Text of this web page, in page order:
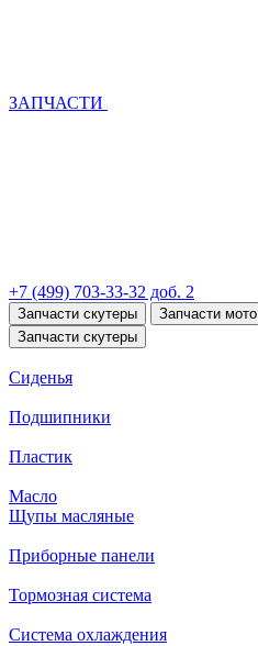
ЗАПЧАСТИ
+7 (499) 703-33-32 доб. 2
Запчасти скутеры Запчасти мото
Запчасти скутеры
Сиденья
Подшипники
Пластик
Масло
Щупы масляные
Приборные панели
Тормозная система
Система охлаждения